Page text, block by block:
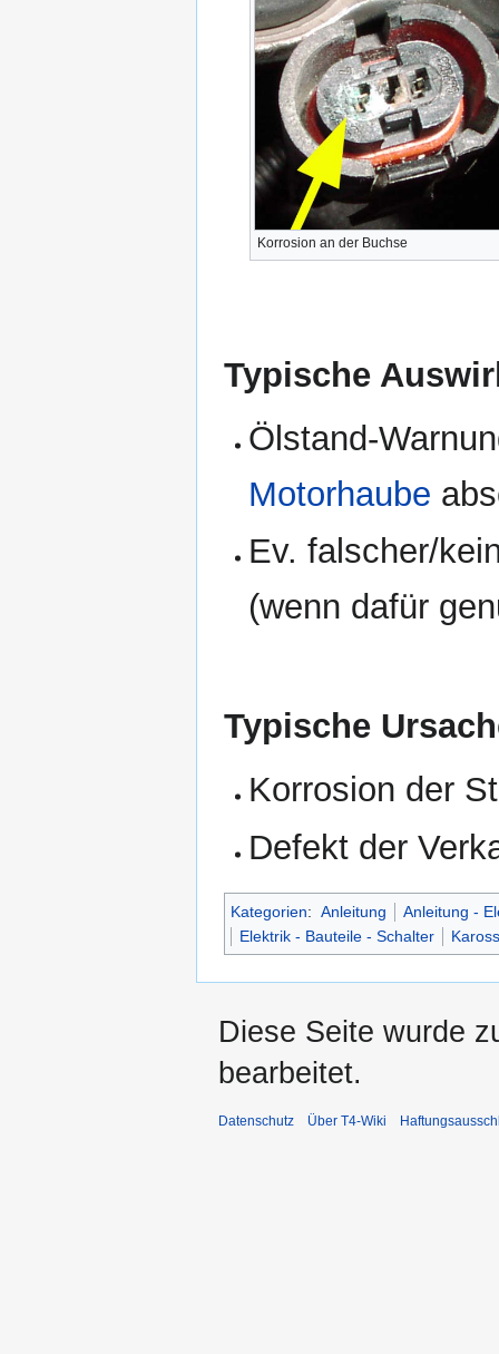
Korrosion an der Buchse
Typische
Ölstand-
Motorhaube
Ev. falscher/
(wenn dafür
Typische
Korrosion der
Defekt der
Kategorien: Anleitung
Anleitung -
Elektrik - Bauteile - Schalter
Diese Seite wurde
bearbeitet.
Datenschutz Über T4-Wiki